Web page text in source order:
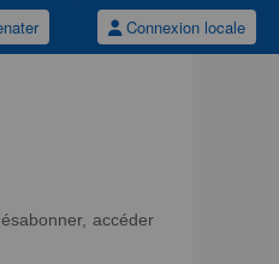
Connexion locale
accéder